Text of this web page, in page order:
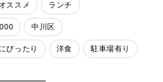
ススメ ランチ
中川区
ぴったり 洋食 駐車場有り